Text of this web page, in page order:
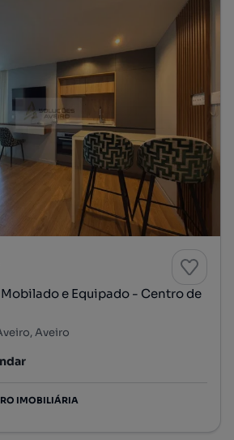
e Equipado - Centro de
Aveiro
IMOBILIÁRIA